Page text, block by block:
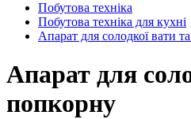
Побутова техніка
Побутова техніка для кухні
Апарат для солодкої вати
Апарат для
попкорну